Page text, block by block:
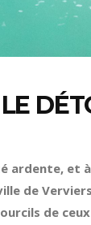
ardente, et
de
de